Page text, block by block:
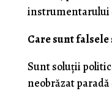
instrumentarului
Care sunt falsele
Sunt soluţii
neobrăzat